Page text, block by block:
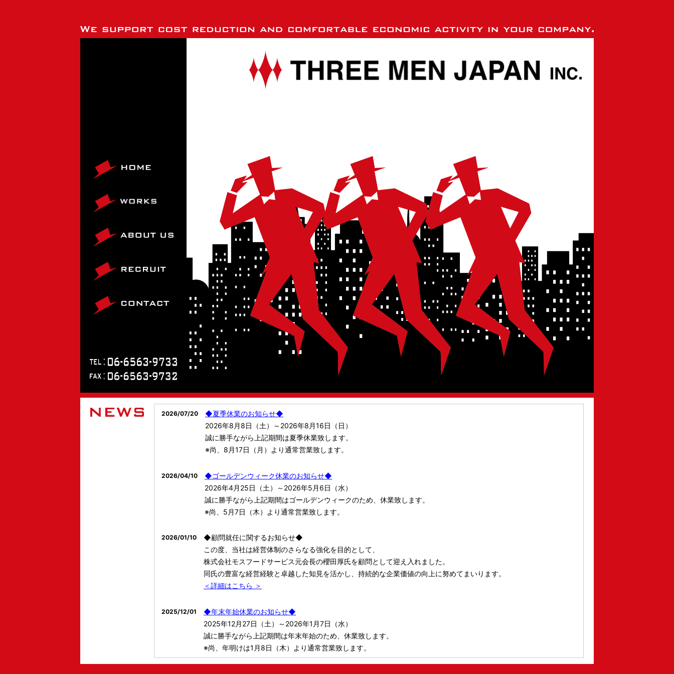
2026/07/20
◆夏季休業のお知らせ◆
2026年8月8日（土）～2026年8月16日（日）
誠に勝手ながら上記期間は夏季休業致します。
※尚、8月17日（月）より通常営業致します。
2026/04/10
◆ゴールデンウィーク休業のお知らせ◆
2026年4月25日（土）～2026年5月6日（水）
誠に勝手ながら上記期間はゴールデンウィークのため、休業致します。
※尚、5月7日（木）より通常営業致します。
2026/01/10
◆顧問就任に関するお知らせ◆
この度、当社は経営体制のさらなる強化を目的として、
株式会社モスフードサービス元会長の櫻田厚氏を顧問として迎え入れました。
同氏の豊富な経営経験と卓越した知見を活かし、持続的な企業価値の向上に努めてまいります。
＜詳細はこちら ＞
2025/12/01
◆年末年始休業のお知らせ◆
2025年12月27日（土）～2026年1月7日（水）
誠に勝手ながら上記期間は年末年始のため、休業致します。
※尚、年明けは1月8日（木）より通常営業致します。